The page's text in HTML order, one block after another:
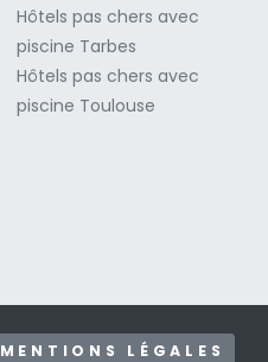
Hôtels pas chers avec
piscine Tarbes
Hôtels pas chers avec
piscine Toulouse
MENTIONS LÉGALES